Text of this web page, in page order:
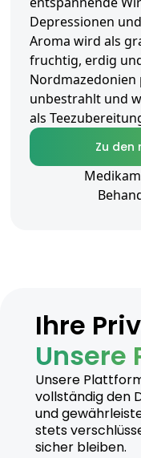
Depressionen
Aroma wird als
fruchtig, erdig
unbestrahlt und
als
Zu den
Ihre
Unsere
Unsere
vollständig den
und
stets
sicher bleiben.